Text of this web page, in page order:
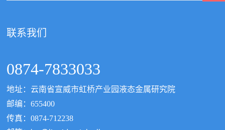
联系我们
0874-7833033
地址：云南省宣威市虹桥产业园液态金属研究院
邮编：655400
传真：0874-712238